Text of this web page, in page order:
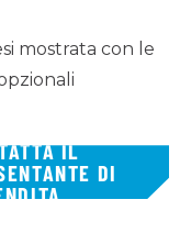
mostrata con le
IL
DI